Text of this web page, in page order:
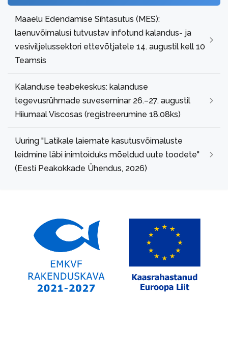
Maaelu Edendamise Sihtasutus (MES):
laenuvõimalusi tutvustav infotund kalandus- ja
vesiviljelussektori ettevõtjatele 14. augustil kell 10
Teamsis
Kalanduse teabekeskus: kalanduse
tegevusrühmade suveseminar 26.–27. augustil
Hiiumaal Viscosas (registreerumine 18.08ks)
Uuring "Latikale laiemate kasutusvõimaluste
leidmine läbi inimtoiduks mõeldud uute toodete"
(Eesti Peakokkade Ühendus, 2026)